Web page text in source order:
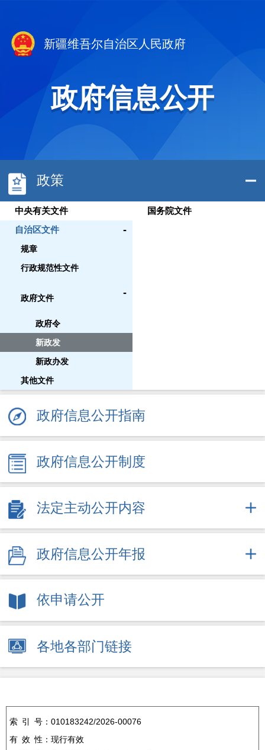
新疆维吾尔自治区人民政府
政府信息公开
政策
中央有关文件
国务院文件
自治区文件
-
规章
行政规范性文件
政府文件 -
政府令
新政发
新政办发
其他文件
政府信息公开指南
政府信息公开制度
法定主动公开内容
政府信息公开年报
依申请公开
各地各部门链接
索 引 号： 010183242/2026-00076
有 效 性： 现行有效